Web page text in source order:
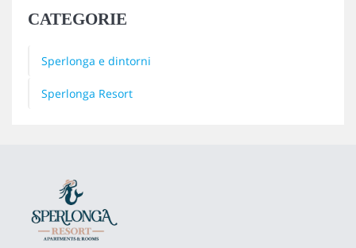
CATEGORIE
Sperlonga e dintorni
Sperlonga Resort